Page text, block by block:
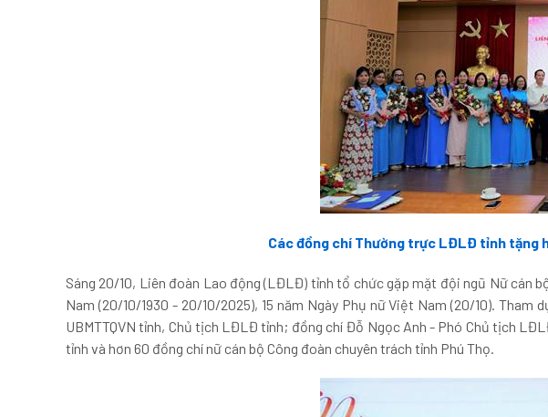
Các đồng chí Thường trực LĐLĐ tỉnh tặng
Sáng 20/10, Liên đoàn Lao động (LĐLĐ) tỉnh tổ chức gặp mặt đội ngũ Nữ cán
Nam (20/10/1930 - 20/10/2025), 15 năm Ngày Phụ nữ Việt Nam (20/10).
UBMTTQVN tỉnh, Chủ tịch LĐLĐ tỉnh; đồng chí Đỗ Ngọc Anh - Phó Chủ tịch
tỉnh và hơn 60 đồng chí nữ cán bộ Công đoàn chuyên trách tỉnh Phú Thọ.